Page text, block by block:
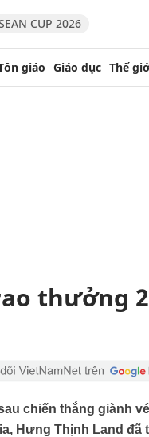
CUP 2026
giáo Giáo dục Thế
thưởng
chiến thắng giành
Hưng Thịnh Land